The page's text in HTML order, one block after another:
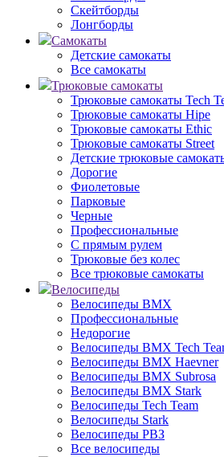
Скейтборды
Лонгборды
Самокаты
Детские самокаты
Все самокаты
Трюковые самокаты
Трюковые самокаты Tech
Трюковые самокаты Hipe
Трюковые самокаты Ethic
Трюковые самокаты Street
Детские трюковые
Дорогие
Фиолетовые
Парковые
Черные
Профессиональные
С прямым рулем
Трюковые без колес
Все трюковые самокаты
Велосипеды
Велосипеды BMX
Профессиональные
Недорогие
Велосипеды BMX Tech
Велосипеды BMX Haevner
Велосипеды BMX Subrosa
Велосипеды BMX Stark
Велосипеды Tech Team
Велосипеды Stark
Велосипеды РВЗ
Все велосипеды